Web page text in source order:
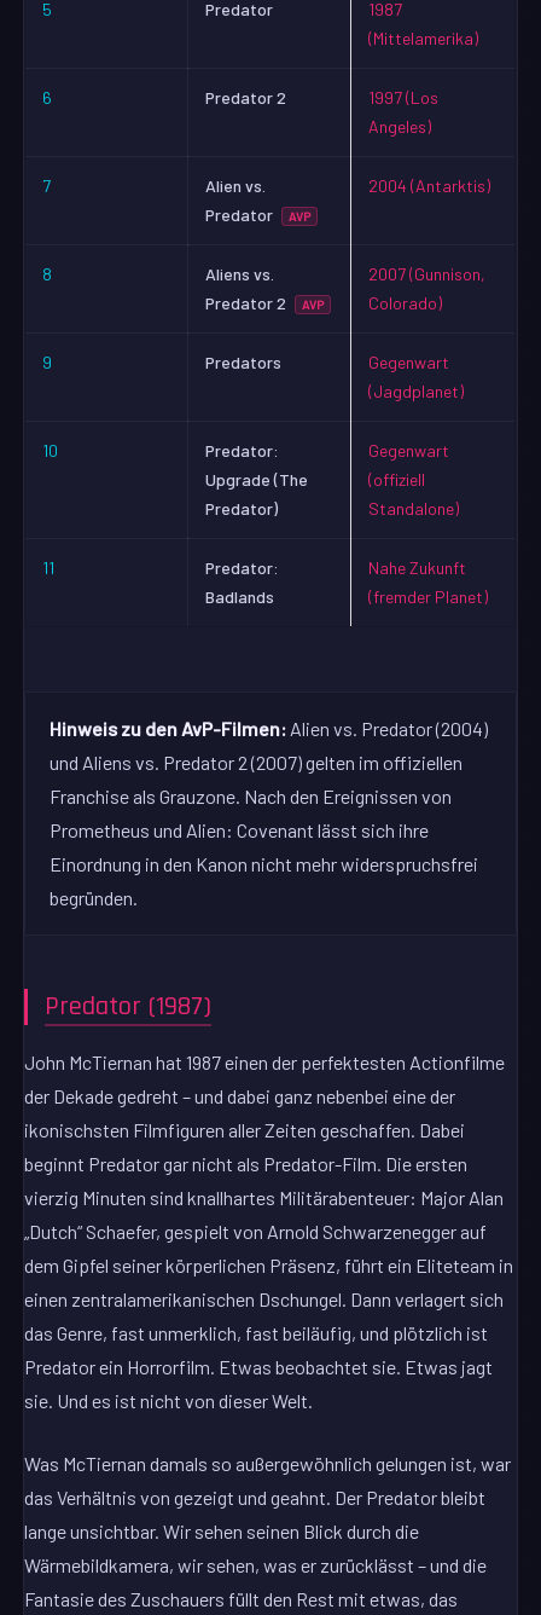
5 Predator
1987
(Mittelamerika)
6 Predator 2
1997 (Los
Angeles)
7
Alien vs.
Predator
AVP
2004 (Antarktis)
8
Aliens vs.
Predator 2
AVP
2007 (Gunnison,
Colorado)
9 Predators
Gegenwart
(Jagdplanet)
10
Predator:
Upgrade (The
Predator)
Gegenwart
(offiziell
Standalone)
11
Predator:
Badlands
Nahe Zukunft
(fremder Planet)
Hinweis zu den AvP-Filmen: Alien vs. Predator (2004)
und Aliens vs. Predator 2 (2007) gelten im offiziellen
Franchise als Grauzone. Nach den Ereignissen von
Prometheus und Alien: Covenant lässt sich ihre
Einordnung in den Kanon nicht mehr widerspruchsfrei
begründen.
Predator (1987)
John McTiernan hat 1987 einen der perfektesten Actionfilme
der Dekade gedreht – und dabei ganz nebenbei eine der
ikonischsten Filmfiguren aller Zeiten geschaffen. Dabei
beginnt Predator gar nicht als Predator-Film. Die ersten
vierzig Minuten sind knallhartes Militärabenteuer: Major Alan
„Dutch“ Schaefer, gespielt von Arnold Schwarzenegger auf
dem Gipfel seiner körperlichen Präsenz, führt ein Eliteteam in
einen zentralamerikanischen Dschungel. Dann verlagert sich
das Genre, fast unmerklich, fast beiläufig, und plötzlich ist
Predator ein Horrorfilm. Etwas beobachtet sie. Etwas jagt
sie. Und es ist nicht von dieser Welt.
Was McTiernan damals so außergewöhnlich gelungen ist, war
das Verhältnis von gezeigt und geahnt. Der Predator bleibt
lange unsichtbar. Wir sehen seinen Blick durch die
Wärmebildkamera, wir sehen, was er zurücklässt – und die
Fantasie des Zuschauers füllt den Rest mit etwas, das